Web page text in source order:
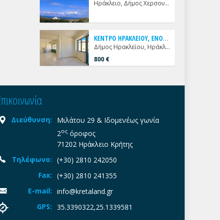
Ηράκλειο, Δήμος Χερσονήσου, Καρτερός
Κ
ΕΝΤΡΟ ΗΡΑΚΛΕΙΟΥ, ΕΝΟΙΚΙΑΖΕΤΑΙ ΔΙΧΩΡΟ ΓΩΝΙΑΚΟ ΓΡΑΦΕΙΟ
Δήμος Ηρακλείου, Ηράκλειο, Κέντρο
800 €
Διεύθυνση:
Μιλάτου 29 & Ιδομενέως γωνία
2ος όροφος
71202 Ηράκλειο Κρήτης
Τηλέφωνο: (+30) 2810 242050
Fax: (+30) 2810 241355
E-mail: info@kretaland.gr
GPS: 35.3390322,25.1339581